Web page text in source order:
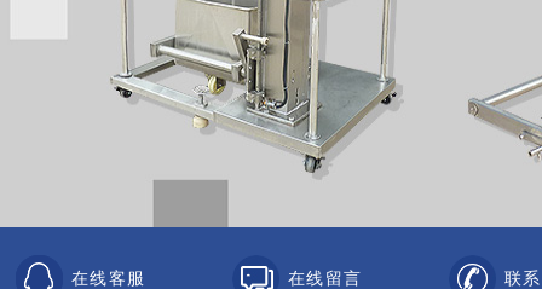
在线客服 在线留言 联